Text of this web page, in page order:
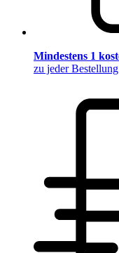
Mindestens 1
zu jeder Bestellung